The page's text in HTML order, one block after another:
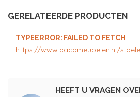
GERELATEERDE PRODUCTEN
TYPEERROR: FAILED TO FETCH
https://www.pacomeubelen.nl/
HEEFT U VRAGEN